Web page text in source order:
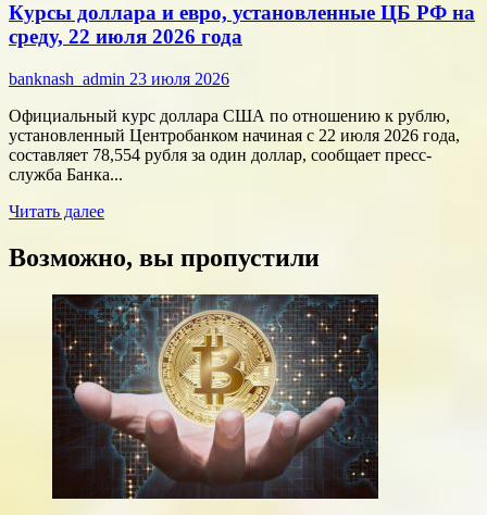
финансы:
скорость
против
переплат
Курсы доллара и евро, установленные ЦБ РФ на
среду, 22 июля 2026 года
banknash_admin 23 июля 2026
Официальный курс доллара США по отношению к рублю,
установленный Центробанком начиная с 22 июля 2026 года,
составляет 78,554 рубля за один доллар, сообщает пресс-
служба Банка...
Читать далееПрочитать
Курсы
и
евро,
установленные
ЦБ
РФ
на
среду,
22
июля
2026
года
Возможно, вы пропустили